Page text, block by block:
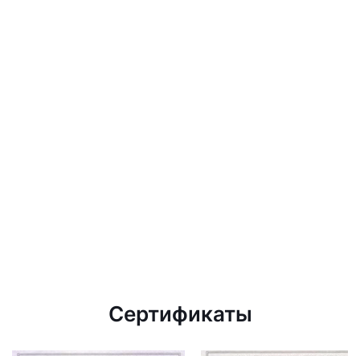
Сертификаты